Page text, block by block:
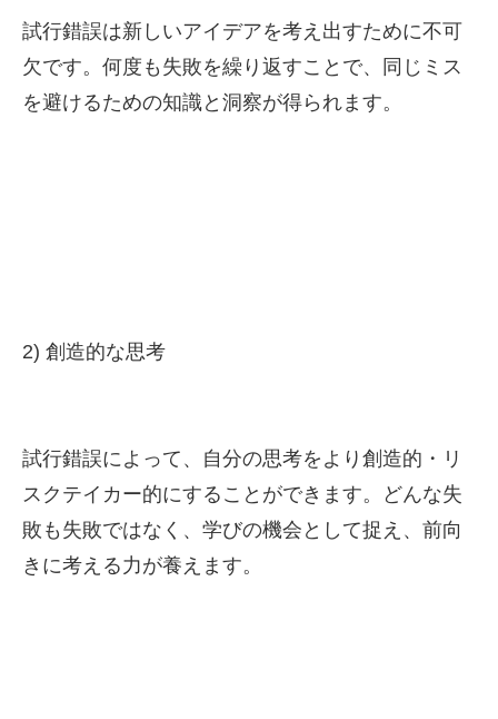
試行錯誤は新しいアイデアを考え出すために不可
欠です。何度も失敗を繰り返すことで、同じミス
を避けるための知識と洞察が得られます。
2) 創造的な思考
試行錯誤によって、自分の思考をより創造的・リ
スクテイカー的にすることができます。どんな失
敗も失敗ではなく、学びの機会として捉え、前向
きに考える力が養えます。